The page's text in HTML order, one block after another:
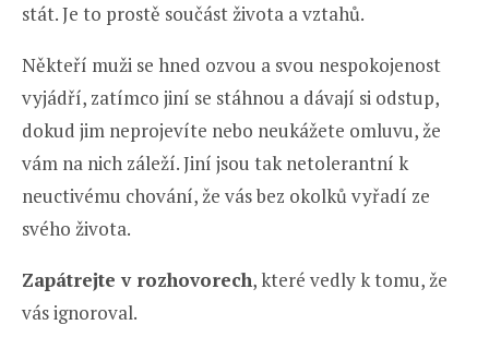
stát. Je to prostě součást života a vztahů.
Někteří muži se hned ozvou a svou nespokojenost
vyjádří, zatímco jiní se stáhnou a dávají si odstup,
dokud jim neprojevíte nebo neukážete omluvu, že
vám na nich záleží. Jiní jsou tak netolerantní k
neuctivému chování, že vás bez okolků vyřadí ze
svého života.
Zapátrejte v rozhovorech, které vedly k tomu, že
vás ignoroval.